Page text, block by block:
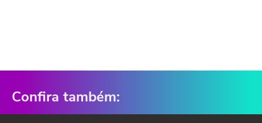
Confira também: